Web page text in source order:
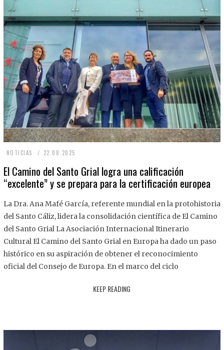
NOTICIAS 22.08.2025
.
8
2
2
El Camino del Santo Grial logra una calificación
“excelente” y se prepara para la certificación europea
La Dra. Ana Mafé García, referente mundial en la protohistoria
del Santo Cáliz, lidera la consolidación científica de El Camino
del Santo Grial La Asociación Internacional Itinerario
Cultural El Camino del Santo Grial en Europa ha dado un paso
histórico en su aspiración de obtener el reconocimiento
oficial del Consejo de Europa. En el marco del ciclo
KEEP READING